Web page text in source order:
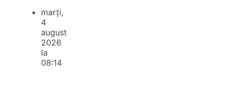
marți,
4
august
2026
la
08:14